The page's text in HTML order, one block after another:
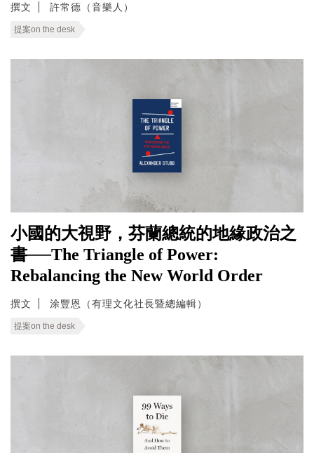
撰文 許常德（音樂人）
提案on the desk
小國的大視野，芬蘭總統的地緣政治之
書──The Triangle of Power:
Rebalancing the New World Order
撰文 涂豐恩（有理文化社長暨總編輯）
提案on the desk